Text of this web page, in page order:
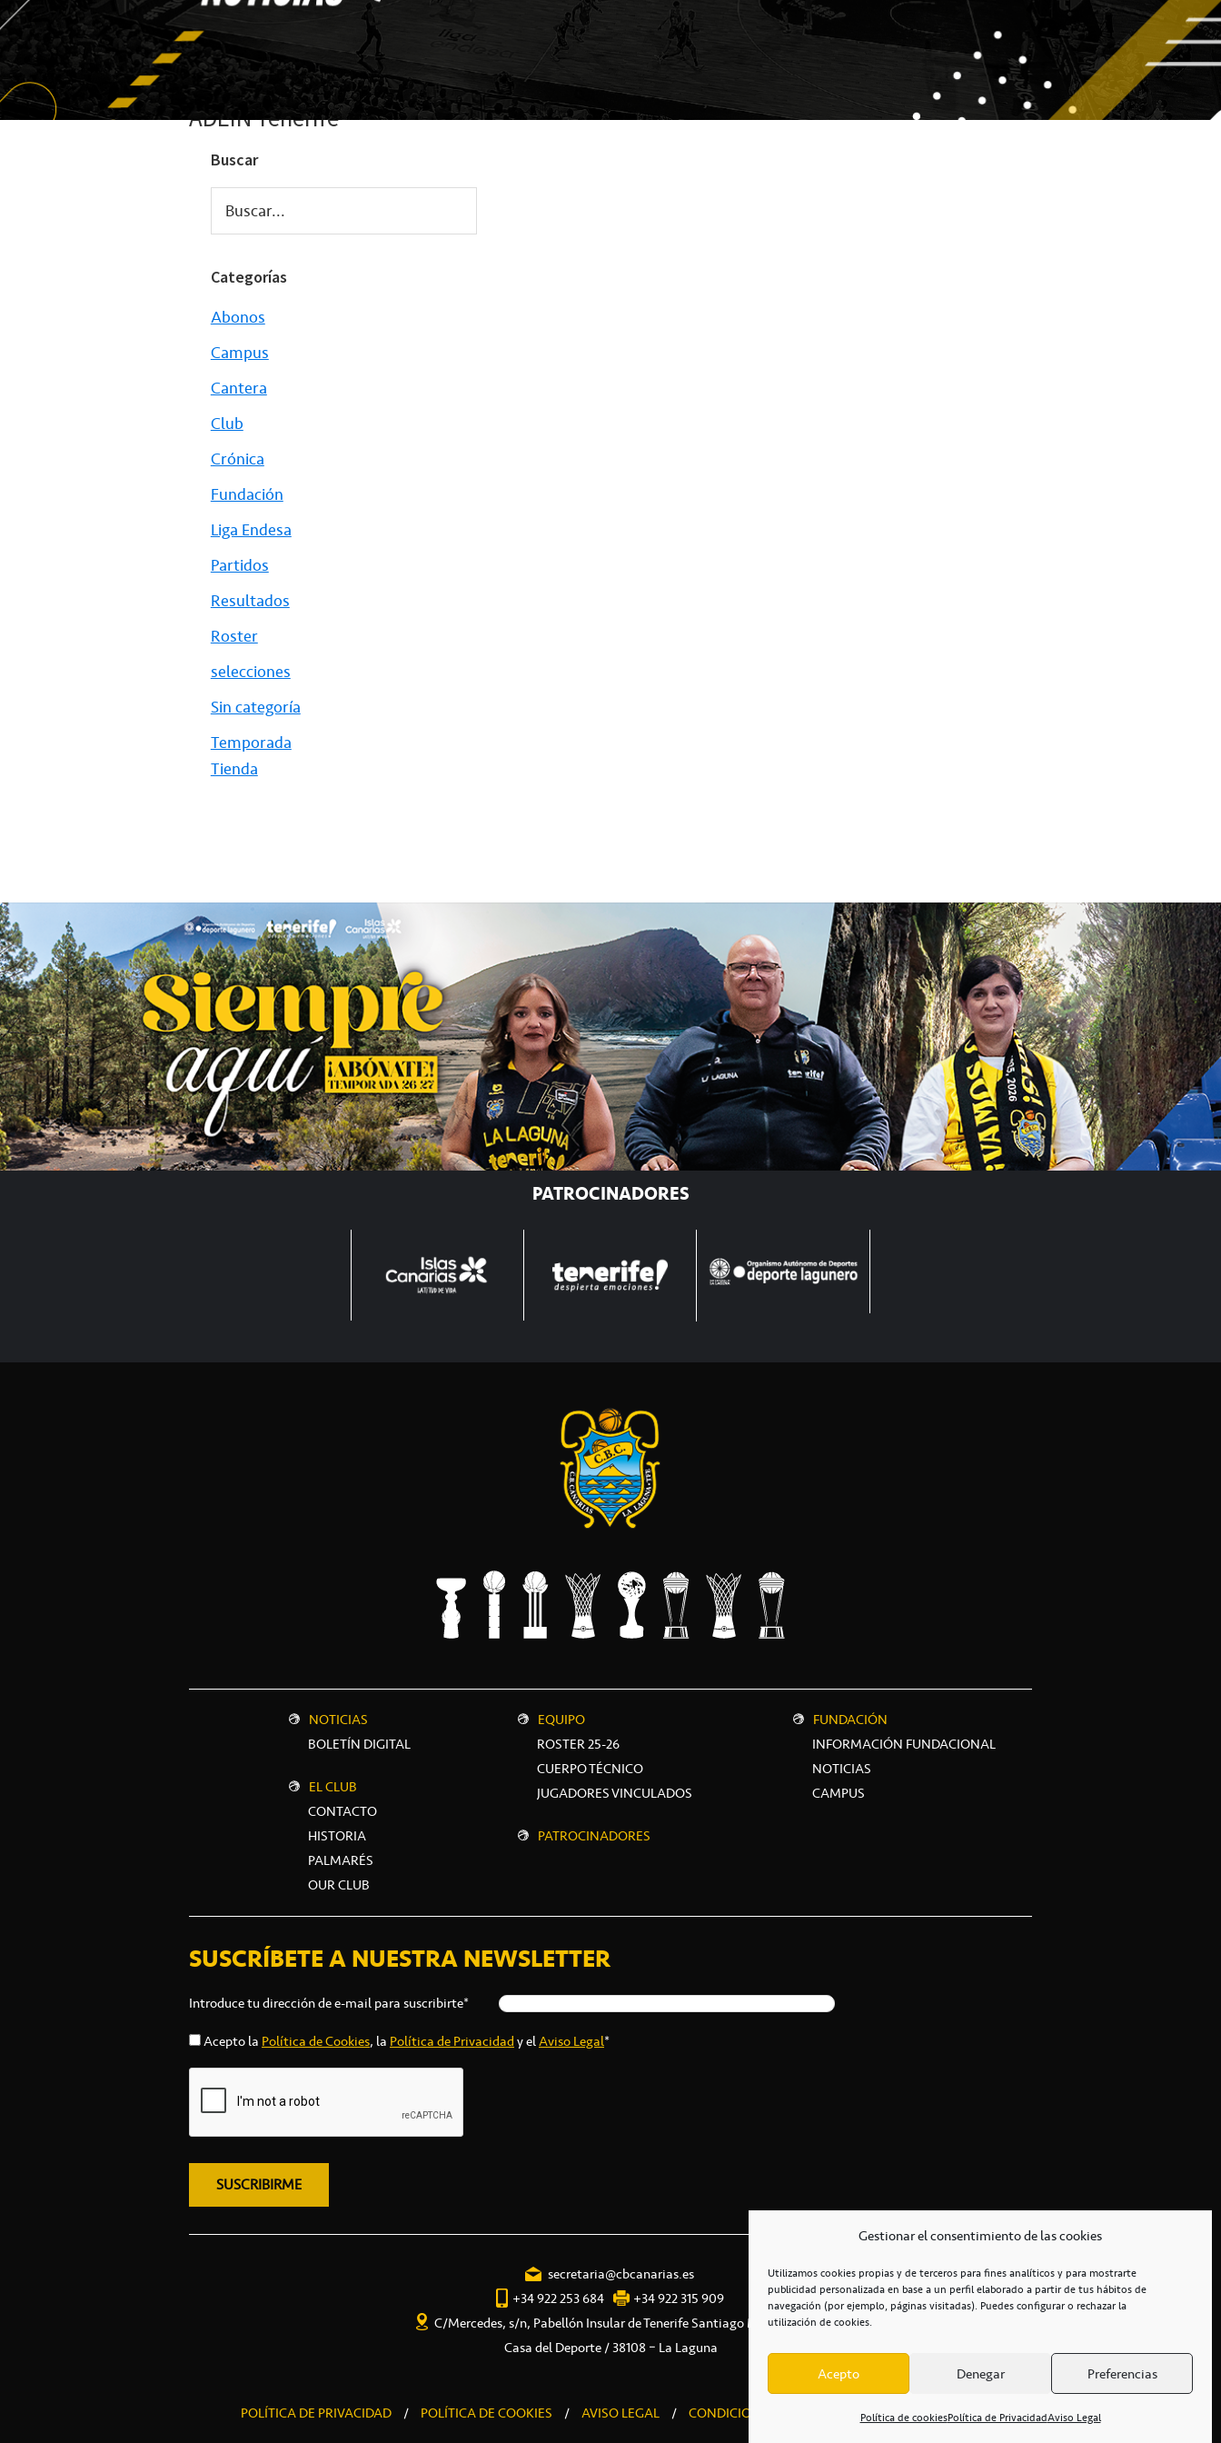
Gestionar el consentimiento de las cookies
Utilizamos cookies propias y de terceros para fines analíticos y para mostrarte
publicidad personalizada en base a un perfil elaborado a partir de tus hábitos de
navegación (por ejemplo, páginas visitadas). Puedes configurar o rechazar la
utilización de cookies.
Acepto Denegar Preferencias
Política de cookiesPolítica de PrivacidadAviso Legal
ADEIN Tenerife
Buscar
Buscar...
Categorías
Abonos
Campus
Cantera
Club
Crónica
Fundación
Liga Endesa
Partidos
Resultados
Roster
selecciones
Sin categoría
Temporada
Tienda
PATROCINADORES
NOTICIAS
BOLETÍN DIGITAL
EL CLUB
CONTACTO
HISTORIA
PALMARÉS
OUR CLUB
EQUIPO
ROSTER 25-26
CUERPO TÉCNICO
JUGADORES VINCULADOS
PATROCINADORES
FUNDACIÓN
INFORMACIÓN FUNDACIONAL
NOTICIAS
CAMPUS
SUSCRÍBETE A NUESTRA NEWSLETTER
Introduce tu dirección de e-mail para suscribirte*
Acepto la Política de Cookies, la Política de Privacidady elAviso Legal*
secretaria@cbcanarias.es
+34 922 253 684
+34 922 315 909
C/Mercedes, s/n, Pabellón Insular de Tenerife Santiago Martín
Casa del Deporte / 38108 – La Laguna
POLÍTICA DE PRIVACIDAD / POLÍTICA DE COOKIES / AVISO LEGAL / CONDICIONES COMERCIALES / ACCESIBILIDAD